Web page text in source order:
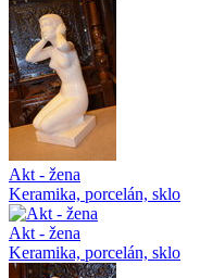
Akt - žena
Keramika, porcelán, sklo
Akt - žena
Keramika, porcelán, sklo